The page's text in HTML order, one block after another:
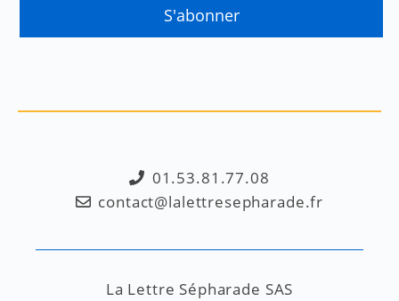
01.53.81.77.08
contact@lalettresepharade.fr
La Lettre Sépharade SAS